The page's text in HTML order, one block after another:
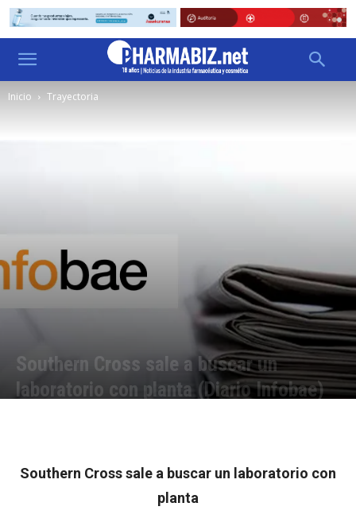
Inicio Trayectoria
Southern Cross sale a buscar un
laboratorio con planta (Diario Infobae)
Southern Cross sale a buscar un laboratorio con
planta